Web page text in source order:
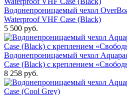
Водонепроницаемый чехол
Waterproof VHF Case (Black)
5 500 руб.
Водонепроницаемый чехол
Case (Black) с креплением
8 258 руб.